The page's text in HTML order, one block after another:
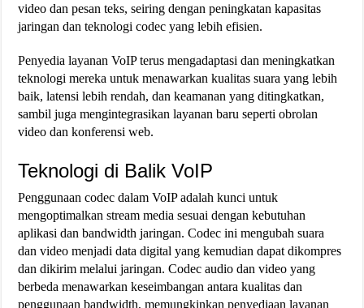
video dan pesan teks, seiring dengan peningkatan kapasitas
jaringan dan teknologi codec yang lebih efisien​​.
Penyedia layanan VoIP terus mengadaptasi dan meningkatkan
teknologi mereka untuk menawarkan kualitas suara yang lebih
baik, latensi lebih rendah, dan keamanan yang ditingkatkan,
sambil juga mengintegrasikan layanan baru seperti obrolan
video dan konferensi web.
Teknologi di Balik VoIP
Penggunaan codec dalam VoIP adalah kunci untuk
mengoptimalkan stream media sesuai dengan kebutuhan
aplikasi dan bandwidth jaringan. Codec ini mengubah suara
dan video menjadi data digital yang kemudian dapat dikompres
dan dikirim melalui jaringan. Codec audio dan video yang
berbeda menawarkan keseimbangan antara kualitas dan
penggunaan bandwidth, memungkinkan penyediaan layanan